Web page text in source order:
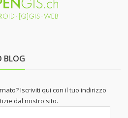
BLOG
Iscriviti qui con il tuo indirizzo
dal nostro sito.